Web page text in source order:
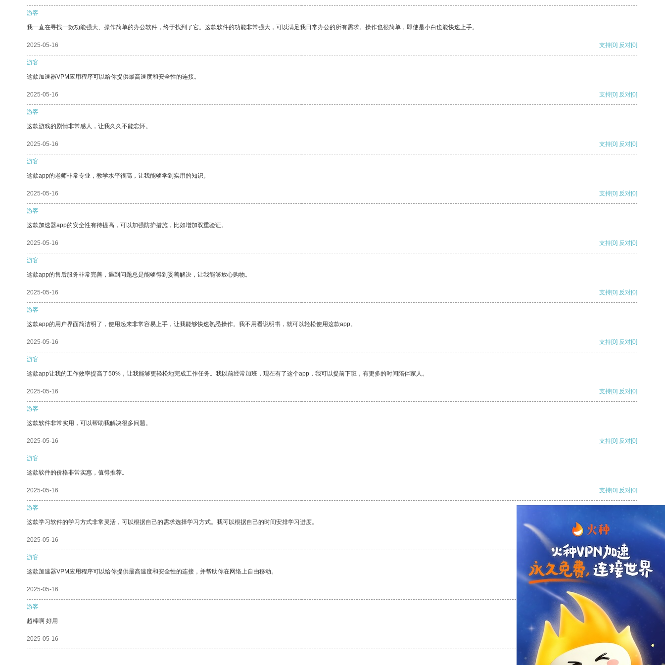
游客
我一直在寻找一款功能强大、操作简单的办公软件，终于找到了它。这款软件的功能非常强大，可以满足我日常办公的所有需求。操作也很简单，即使是小白也能快速上手。
2025-05-16 支持[0] 反对[0]
游客
这款加速器VPM应用程序可以给你提供最高速度和安全性的连接。
2025-05-16 支持[0] 反对[0]
游客
这款游戏的剧情非常感人，让我久久不能忘怀。
2025-05-16 支持[0] 反对[0]
游客
这款app的老师非常专业，教学水平很高，让我能够学到实用的知识。
2025-05-16 支持[0] 反对[0]
游客
这款加速器app的安全性有待提高，可以加强防护措施，比如增加双重验证。
2025-05-16 支持[0] 反对[0]
游客
这款app的售后服务非常完善，遇到问题总是能够得到妥善解决，让我能够放心购物。
2025-05-16 支持[0] 反对[0]
游客
这款app的用户界面简洁明了，使用起来非常容易上手，让我能够快速熟悉操作。我不用看说明书，就可以轻松使用这款app。
2025-05-16 支持[0] 反对[0]
游客
这款app让我的工作效率提高了50%，让我能够更轻松地完成工作任务。我以前经常加班，现在有了这个app，我可以提前下班，有更多的时间陪伴家人。
2025-05-16 支持[0] 反对[0]
游客
这款软件非常实用，可以帮助我解决很多问题。
2025-05-16 支持[0] 反对[0]
游客
这款软件的价格非常实惠，值得推荐。
2025-05-16 支持[0] 反对[0]
游客
这款学习软件的学习方式非常灵活，可以根据自己的需求选择学习方式。我可以根据自己的时间安排学习进度。
2025-05-16
游客
这款加速器VPM应用程序可以给你提供最高速度和安全性的连接，并帮助你在网络上自由移动。
2025-05-16 反对
游客
超棒啊 好用
2025-05-16 反对[0]